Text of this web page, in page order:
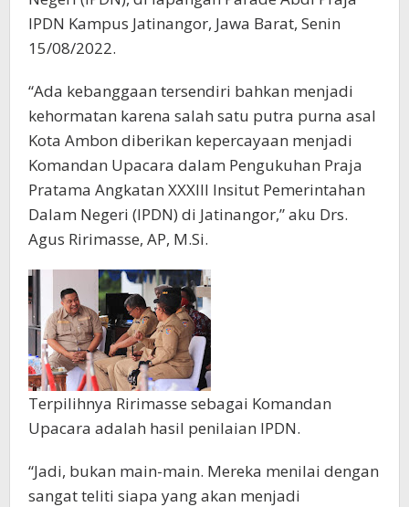
IPDN Kampus Jatinangor, Jawa Barat, Senin
15/08/2022.
“Ada kebanggaan tersendiri bahkan menjadi
kehormatan karena salah satu putra purna asal
Kota Ambon diberikan kepercayaan menjadi
Komandan Upacara dalam Pengukuhan Praja
Pratama Angkatan XXXIII Insitut Pemerintahan
Dalam Negeri (IPDN) di Jatinangor,” aku Drs.
Agus Ririmasse, AP, M.Si.
Terpilihnya Ririmasse sebagai Komandan
Upacara adalah hasil penilaian IPDN.
“Jadi, bukan main-main. Mereka menilai dengan
sangat teliti siapa yang akan menjadi